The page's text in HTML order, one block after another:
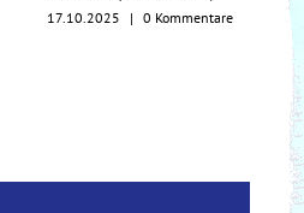
17.10.2025 | 0 Kommentare